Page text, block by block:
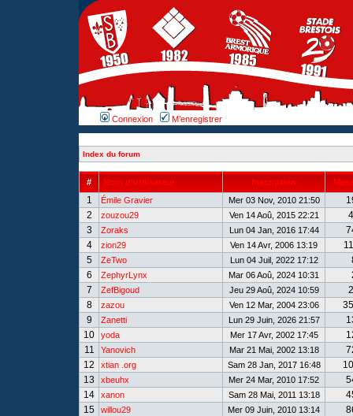
Connexion M’enregistrer
Index du forum
# Nom d’utilisateur Inscription
1 Émile Gravier Mer 03 Nov, 2010 21:50
2
zouzou29 Ven 14 Aoû, 2015 22:21
3
Zoraks Lun 04 Jan, 2016 17:44
4
zion29 Ven 14 Avr, 2006 13:19
5
ZeTwo Lun 04 Juil, 2022 17:12
6
ZephyrLynx Mar 06 Aoû, 2024 10:31
7
ZefBigoud Jeu 29 Aoû, 2024 10:59
8
zazou Ven 12 Mar, 2004 23:06
9
Zanetti Lun 29 Juin, 2026 21:57
10
yoda Mer 17 Avr, 2002 17:45
11
Yanovich Mar 21 Mai, 2002 13:18
12
xtian .org Sam 28 Jan, 2017 16:48
13
xbeuhx Mer 24 Mar, 2010 17:52
14
xanon Sam 28 Mai, 2011 13:18
15
willou29 Mer 09 Juin, 2010 13:14